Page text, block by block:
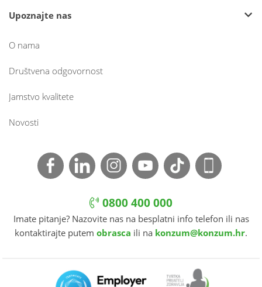
Upoznajte nas
O nama
Društvena odgovornost
Jamstvo kvalitete
Novosti
0800 400 000
Imate pitanje? Nazovite nas na besplatni info telefon ili nas
kontaktirajte putem obrasca ili na konzum@konzum.hr.